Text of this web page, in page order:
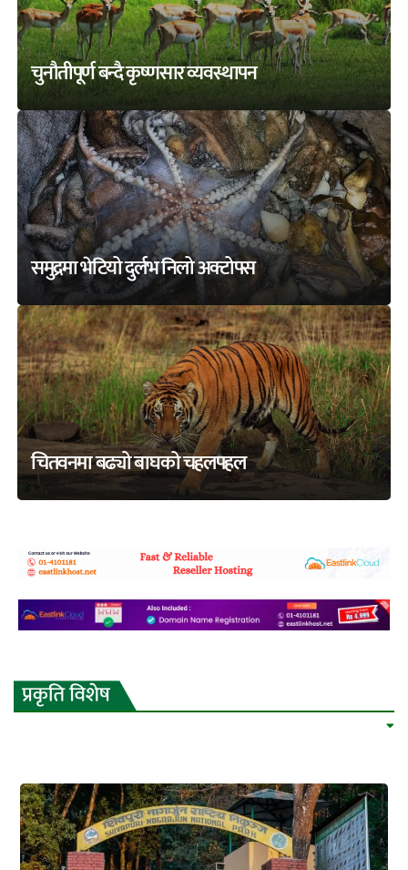
चुनौतीपूर्ण बन्दै कृष्णसार व्यवस्थापन
समुद्रमा भेटियो दुर्लभ निलो अक्टोपस
चितवनमा बढ्यो बाघको चहलपहल